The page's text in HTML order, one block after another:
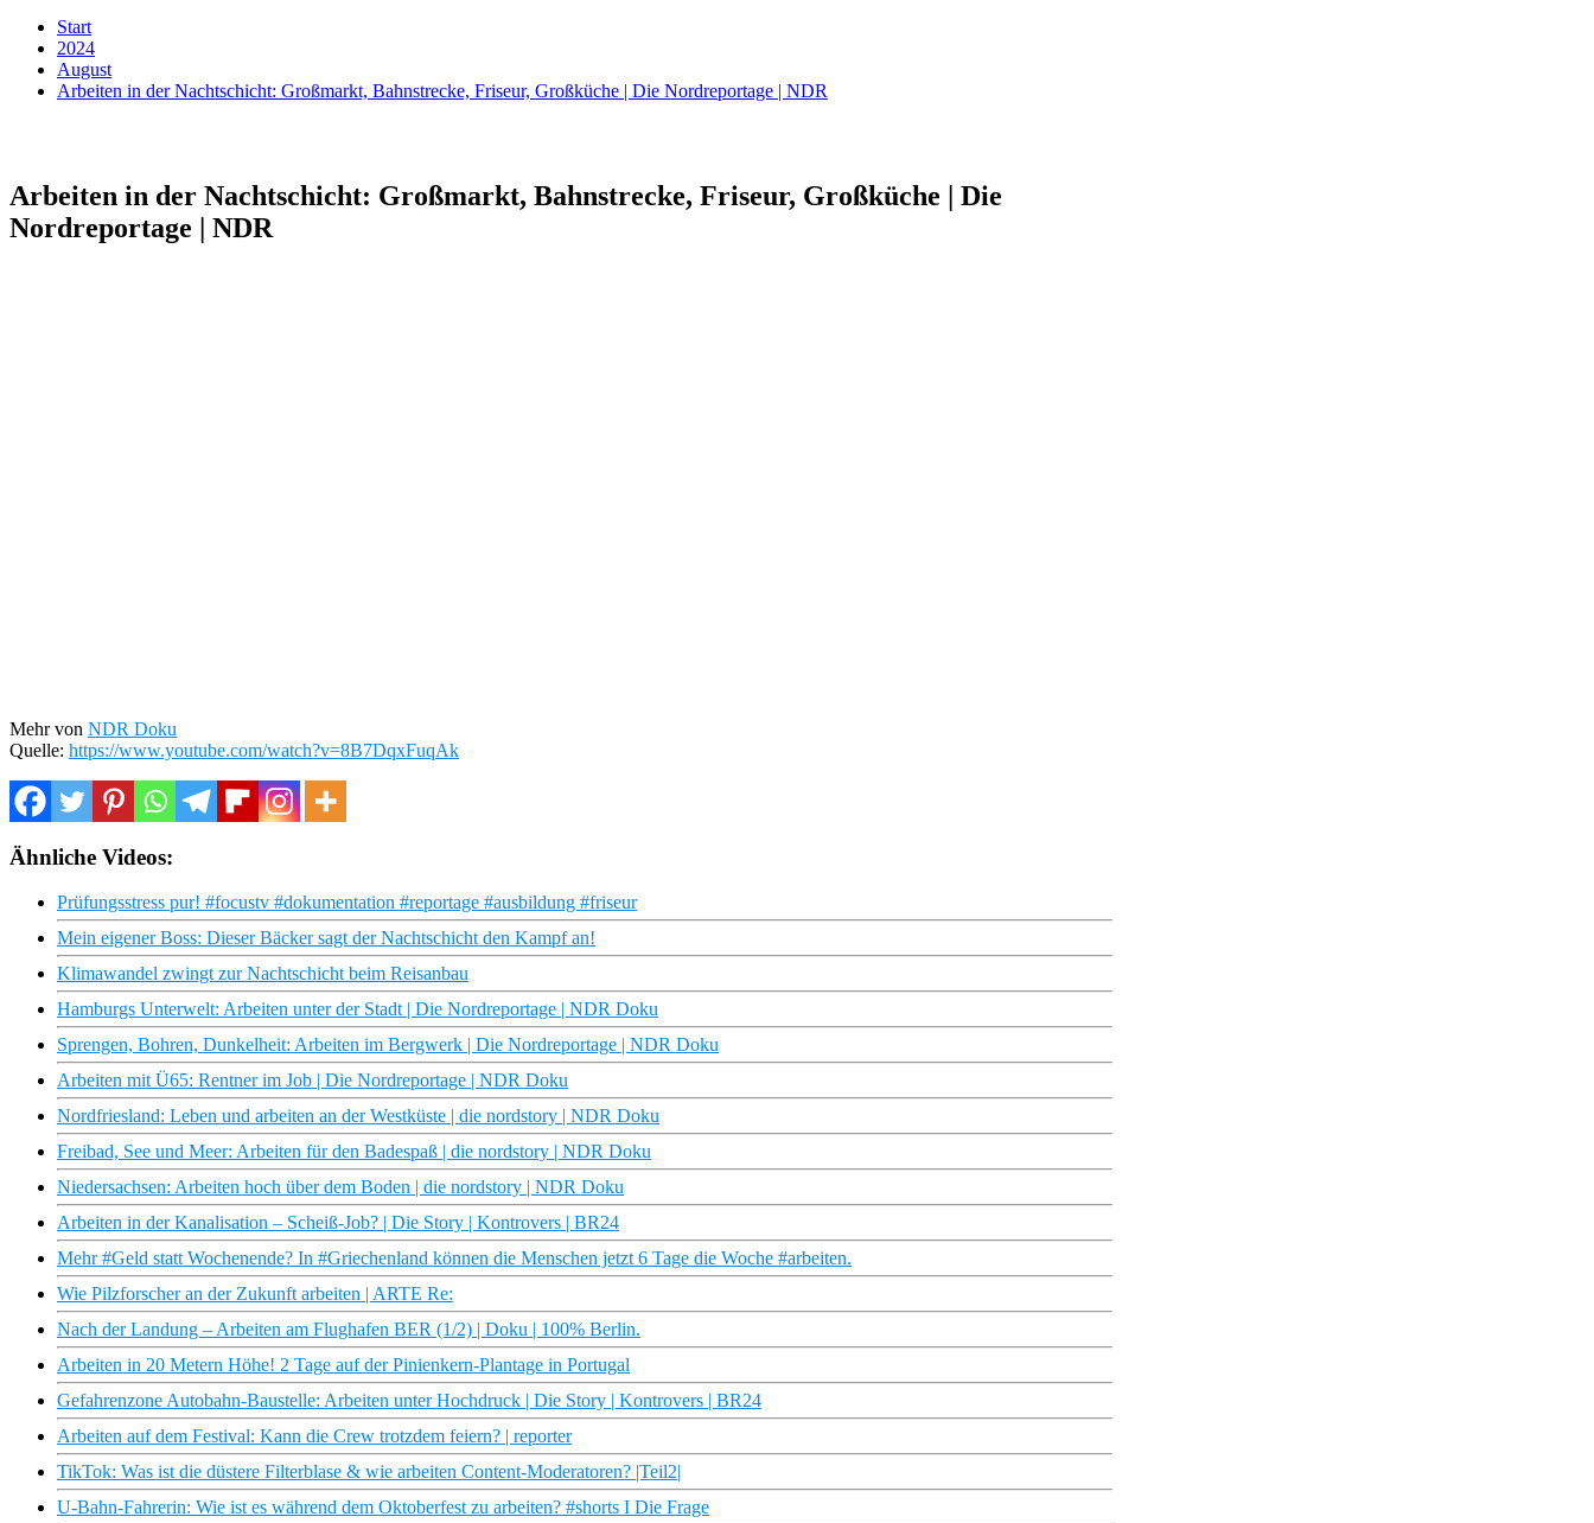
Start
2024
August
Arbeiten in der Nachtschicht: Großmarkt, Bahnstrecke, Friseur, Großküche | Die Nordreportage | NDR
Arbeiten in der Nachtschicht: Großmarkt, Bahnstrecke, Friseur, Großküche | Die
Nordreportage | NDR
Mehr von NDR Doku
Quelle: https://www.youtube.com/watch?v=8B7DqxFuqAk
Ähnliche Videos:
Prüfungsstress pur! #focustv #dokumentation #reportage #ausbildung #friseur
Mein eigener Boss: Dieser Bäcker sagt der Nachtschicht den Kampf an!
Klimawandel zwingt zur Nachtschicht beim Reisanbau
Hamburgs Unterwelt: Arbeiten unter der Stadt | Die Nordreportage | NDR Doku
Sprengen, Bohren, Dunkelheit: Arbeiten im Bergwerk | Die Nordreportage | NDR Doku
Arbeiten mit Ü65: Rentner im Job | Die Nordreportage | NDR Doku
Nordfriesland: Leben und arbeiten an der Westküste | die nordstory | NDR Doku
Freibad, See und Meer: Arbeiten für den Badespaß | die nordstory | NDR Doku
Niedersachsen: Arbeiten hoch über dem Boden | die nordstory | NDR Doku
Arbeiten in der Kanalisation – Scheiß-Job? | Die Story | Kontrovers | BR24
Mehr #Geld statt Wochenende? In #Griechenland können die Menschen jetzt 6 Tage die Woche #arbeiten.
Wie Pilzforscher an der Zukunft arbeiten | ARTE Re:
Nach der Landung – Arbeiten am Flughafen BER (1/2) | Doku | 100% Berlin.
Arbeiten in 20 Metern Höhe! 2 Tage auf der Pinienkern-Plantage in Portugal
Gefahrenzone Autobahn-Baustelle: Arbeiten unter Hochdruck | Die Story | Kontrovers | BR24
Arbeiten auf dem Festival: Kann die Crew trotzdem feiern? | reporter
TikTok: Was ist die düstere Filterblase & wie arbeiten Content-Moderatoren? |Teil2|
U-Bahn-Fahrerin: Wie ist es während dem Oktoberfest zu arbeiten? #shorts I Die Frage